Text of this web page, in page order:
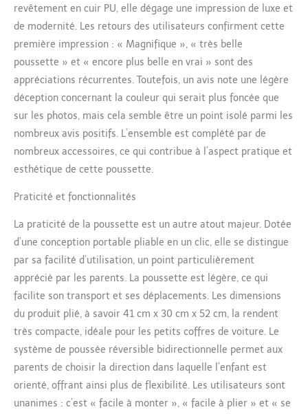
confortable pour votre
bébé. Combinée au cadre
robuste en alliage
d'aluminium, notre
poussette offre stabilité
et portabilité.
【Multifonctionnelle
Poussette 3 en 1 pour
Bébé】 Notre poussette
3 en 1 offre une
polyvalence, transformée
de manière transparente
votre bébé grandit. Une
poussette peut jouer un
triple rôle grâce à des
transformations faciles :
panier de couchage,
siège et nacelle.
【Polyvalence Toutes
Saisons】 Conçue pour
s'adapter aux conditions
météorologiques
changeantes, notre
pousette est équipée
d'un auvent réglable
revêtement en cuir PU, elle dégage une impression de luxe et
de modernité. Les retours des utilisateurs confirment cette
première impression : « Magnifique », « très belle
poussette » et « encore plus belle en vrai » sont des
appréciations récurrentes. Toutefois, un avis note une légère
déception concernant la couleur qui serait plus foncée que
sur les photos, mais cela semble être un point isolé parmi les
nombreux avis positifs. L’ensemble est complété par de
nombreux accessoires, ce qui contribue à l’aspect pratique et
esthétique de cette poussette.
Praticité et fonctionnalités
La praticité de la poussette est un autre atout majeur. Dotée
d’une conception portable pliable en un clic, elle se distingue
par sa facilité d’utilisation, un point particulièrement
apprécié par les parents. La poussette est légère, ce qui
facilite son transport et ses déplacements. Les dimensions
du produit plié, à savoir 41 cm x 30 cm x 52 cm, la rendent
très compacte, idéale pour les petits coffres de voiture. Le
système de poussée réversible bidirectionnelle permet aux
parents de choisir la direction dans laquelle l’enfant est
orienté, offrant ainsi plus de flexibilité. Les utilisateurs sont
unanimes : c’est « facile à monter », « facile à plier » et « se